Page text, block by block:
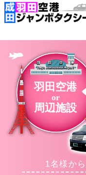
成田空港
料金表
車種・荷物
お問合
羽田空港
or
周辺施設
1名様か